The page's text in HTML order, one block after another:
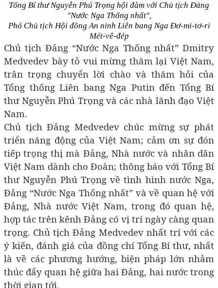
Tổng Bí thư Nguyễn Phú Trọng hội đàm với Chủ tịch Đảng
"Nước Nga Thống nhất",
Phó Chủ tịch Hội đồng An ninh Liên bang Nga Đơ-mi-tơ-ri
Mét-vê-đép
Chủ tịch Đảng “Nước Nga Thống nhất” Dmitry
Medvedev bày tỏ vui mừng thăm lại Việt Nam,
trân trọng chuyển lời chào và thăm hỏi của
Tổng thống Liên bang Nga Putin đến Tổng Bí
thư Nguyễn Phú Trọng và các nhà lãnh đạo Việt
Nam.
Chủ tịch Đảng Medvedev chúc mừng sự phát
triển năng động của Việt Nam; cảm ơn sự đón
tiếp trọng thị mà Đảng, Nhà nước và nhân dân
Việt Nam dành cho Đoàn; thông báo với Tổng Bí
thư Nguyễn Phú Trọng về tình hình nước Nga,
Đảng “Nước Nga Thống nhất” và về quan hệ với
Đảng, Nhà nước Việt Nam, trong đó quan hệ,
hợp tác trên kênh Đảng có vị trí ngày càng quan
trọng. Chủ tịch Đảng Medvedev nhất trí với các
ý kiến, đánh giá của đồng chí Tổng Bí thư, nhất
là về các phương hướng, biện pháp lớn nhằm
thúc đẩy quan hệ giữa hai Đảng, hai nước trong
thời gian tới.